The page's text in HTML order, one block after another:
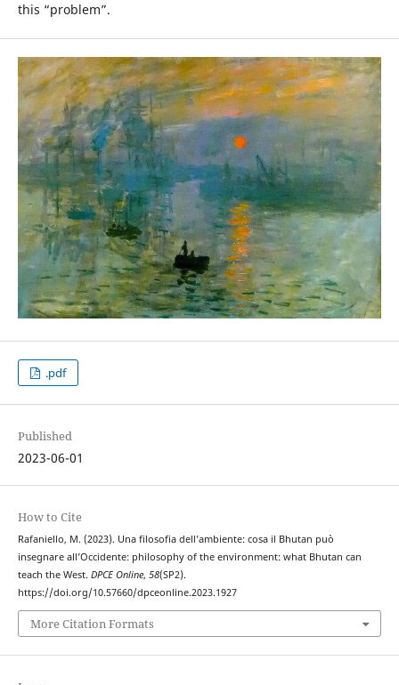
this “problem”.
.pdf
Published
2023-06-01
How to Cite
Rafaniello, M. (2023). Una filosofia dell’ambiente: cosa il Bhutan può
insegnare all’Occidente: philosophy of the environment: what Bhutan can
teach the West. DPCE Online, 58(SP2).
https://doi.org/10.57660/dpceonline.2023.1927
More Citation Formats